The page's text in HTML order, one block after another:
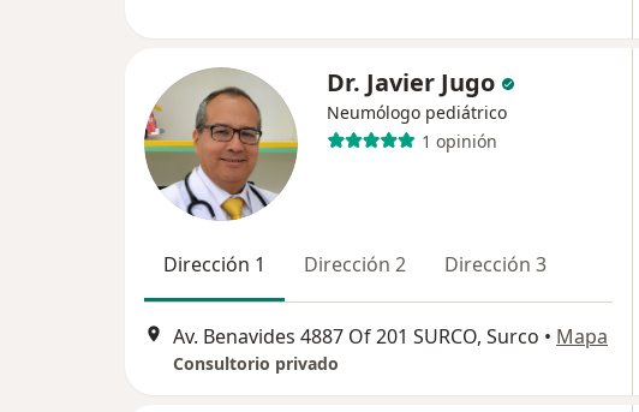
Dr. Javier Jugo
Neumólogo pediátrico
1 opinión
Dirección 1 Dirección 2 Dirección 3
Av. Benavides 4887 Of 201 SURCO, Surco • Mapa
Consultorio privado